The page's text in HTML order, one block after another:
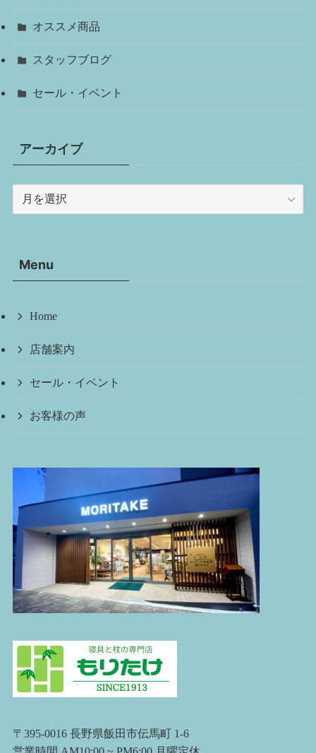
オススメ商品
スタッフブログ
セール・イベント
アーカイブ
ブMenu
Home
店舗案内
セール・イベント
お客様の声
〒395-0016 長野県飯田市伝馬町 1-6